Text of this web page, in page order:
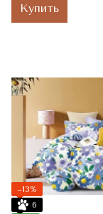
Купить
−13%
6